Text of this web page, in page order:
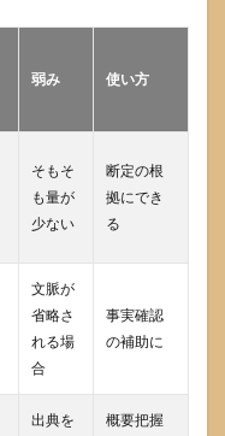
弱み 使い方
そもそ
も量が
少ない
断定の根
拠にでき
る
文脈が
省略さ
れる場
合
事実確認
の補助に
出典を
概要把握